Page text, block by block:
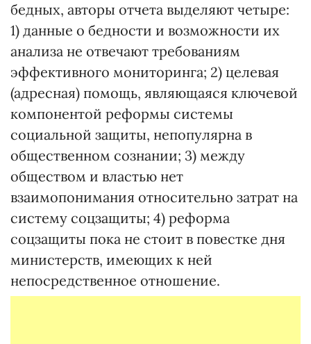
бедных, авторы отчета выделяют четыре:
1) данные о бедности и возможности их
анализа не отвечают требованиям
эффективного мониторинга; 2) целевая
(адресная) помощь, являющаяся ключевой
компонентой реформы системы
социальной защиты, непопулярна в
общественном сознании; 3) между
обществом и властью нет
взаимопонимания относительно затрат на
систему соцзащиты; 4) реформа
соцзащиты пока не стоит в повестке дня
министерств, имеющих к ней
непосредственное отношение.